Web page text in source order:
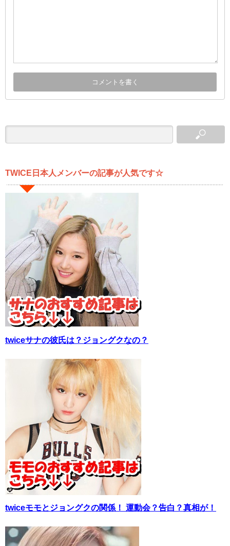
TWICE日本人メンバーの記事が人気です☆
twiceサナの彼氏は？ジョングクなの？
twiceモモとジョングクの関係！ 運動会？告白？真相が！